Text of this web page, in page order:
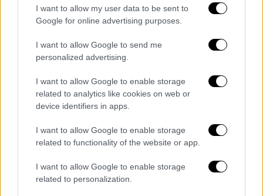
I want to allow my user data to be sent to
Google for online advertising purposes.
I want to allow Google to send me
personalized advertising.
I want to allow Google to enable storage
related to analytics like cookies on web or
device identifiers in apps.
I want to allow Google to enable storage
related to functionality of the website or app.
I want to allow Google to enable storage
related to personalization.
Τα στοιχεία για την μετανάστευση
άτομα, που αντιστοιχεί στη διαφορά μεταξύ
96.662 εισερχομένων και 80.307
εξερχομένων μεταναστών. Το 2021 η καθαρή
μετανάστευση είχε εκτιμηθεί σε -22.476
άτομα (57.120 εισερχόμενοι και 79.596
εξερχόμενοι μετανάστες). Σημειώνεται ότι
στα στοιχεία εισερχόμενης μετανάστευσης
περιλαμβάνονται και άτομα που βρίσκονταν
στη χώρα την 1/1/2023 σε αναζήτηση
διεθνούς ή προσωρινής προστασίας.